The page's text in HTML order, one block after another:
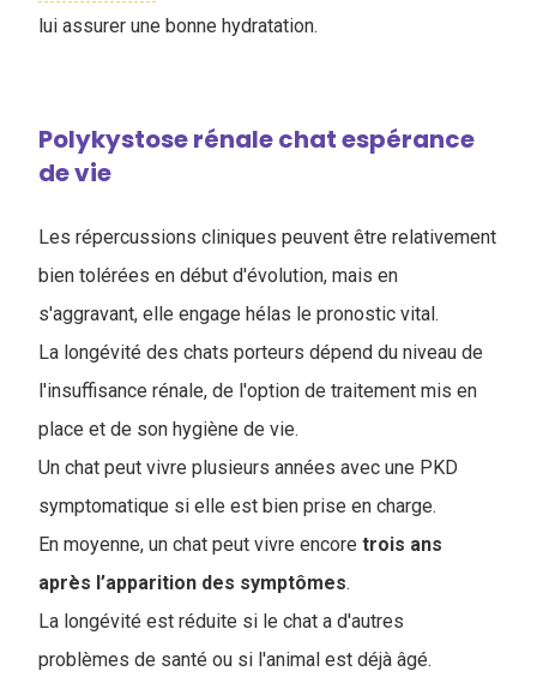
lui assurer une bonne hydratation.
Polykystose rénale chat espérance
de vie
Les répercussions cliniques peuvent être relativement
bien tolérées en début d'évolution, mais en
s'aggravant, elle engage hélas le pronostic vital.
La longévité des chats porteurs dépend du niveau de
l'insuffisance rénale, de l'option de traitement mis en
place et de son hygiène de vie.
Un chat peut vivre plusieurs années avec une PKD
symptomatique si elle est bien prise en charge.
En moyenne, un chat peut vivre encore trois ans
après l’apparition des symptômes.
La longévité est réduite si le chat a d'autres
problèmes de santé ou si l'animal est déjà âgé.